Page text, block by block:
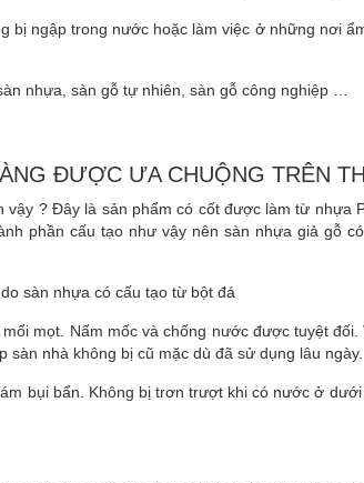
bị ngập trong nước hoặc làm việc ở những nơi
nhựa, sàn gỗ tự nhiên, sàn gỗ công nghiệp …
ĐƯỢC ƯA CHUỘNG TRÊN
? Đây là sản phẩm có cốt được làm từ nhựa
phần cấu tạo như vậy nên sàn nhựa giả gỗ
sàn nhựa có cấu tạo từ bột đá
mọt. Nấm mốc và chống nước được tuyệt đối.
nhà không bị cũ mặc dù đã sử dụng lâu ngày.
bụi bẩn. Không bị trơn trượt khi có nước ở